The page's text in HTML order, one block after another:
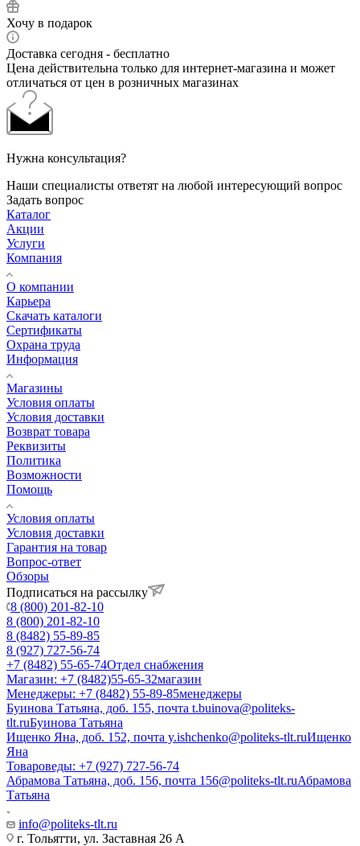
Хочу в подарок
Доставка сегодня - бесплатно
Цена действительна только для интернет-магазина и может
отличаться от цен в розничных магазинах
Нужна консультация?
Наши специалисты ответят на любой интересующий вопрос
Задать вопрос
Каталог
Акции
Услуги
Компания
О компании
Карьера
Cкачать каталоги
Сертификаты
Охрана труда
Информация
Магазины
Условия оплаты
Условия доставки
Возврат товара
Реквизиты
Политика
Возможности
Помощь
Условия оплаты
Условия доставки
Гарантия на товар
Вопрос-ответ
Обзоры
Подписаться на рассылку
8 (800) 201-82-10
8 (800) 201-82-10
8 (8482) 55-89-85
8 (927) 727-56-74
+7 (8482) 55-65-74Отдел снабжения
Магазин: +7 (8482)55-65-32магазин
Менеджеры: +7 (8482) 55-89-85менеджеры
Буинова Татьяна, доб. 155, почта t.buinova@politeks-
tlt.ruБуинова Татьяна
Ищенко Яна, доб. 152, почта y.ishchenko@politeks-tlt.ruИщенко
Яна
Товароведы: +7 (927) 727-56-74
Абрамова Татьяна, доб. 156, почта 156@politeks-tlt.ruАбрамова
Татьяна
info@politeks-tlt.ru
г. Тольятти, ул. Заставная 26 А